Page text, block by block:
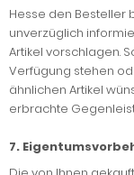
Hesse den Besteller
unverzüglich
Artikel vorschlagen.
Verfügung stehen
ähnlichen Artikel
erbrachte
7.